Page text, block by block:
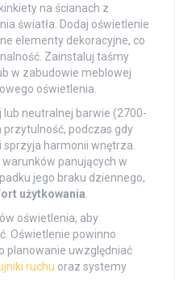
na ścianach z
światła. Dodaj oświetlenie
elementy dekoracyjne, co
Zainstaluj taśmy
w zabudowie meblowej
oświetlenia.
lub neutralnej barwie (2700-
przytulność, podczas gdy
harmonii wnętrza.
panujących w
jego braku dziennego,
użytkowania
oświetlenia, aby
Oświetlenie powinno
planowanie uwzględniać
ruchu oraz systemy